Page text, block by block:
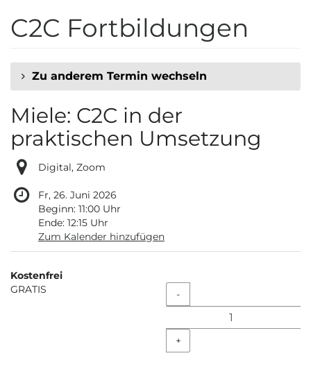
Haupt-
Inhalt
C2C Fortbildungen
Zu anderem Termin wechseln
Miele: C2C in der
praktischen Umsetzung
Digital, Zoom
Fr, 26. Juni 2026
Beginn: 11:00 Uhr
Ende: 12:15 Uhr
Zum Kalender hinzufügen
Unkategorisierte
Kostenfrei
GRATIS
Menge
-
+